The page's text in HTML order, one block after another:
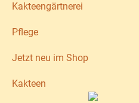
Kakteengärtnerei
Pflege
Jetzt neu im Shop
Kakteen